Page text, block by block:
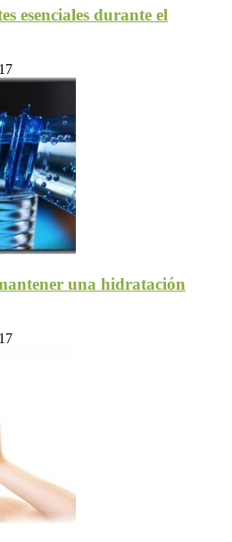
esenciales durante el
una hidratación